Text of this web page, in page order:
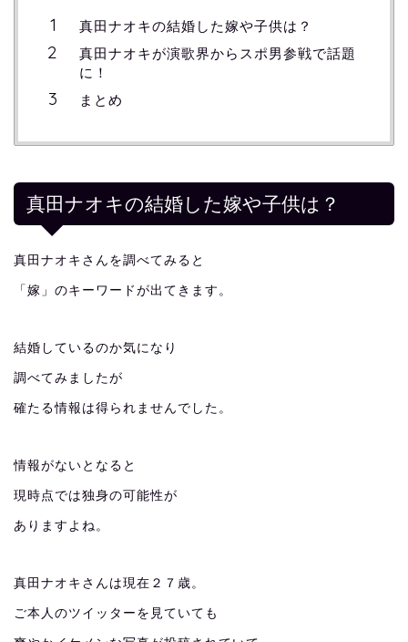
真田ナオキの結婚した嫁や子供は？
真田ナオキが演歌界からスポ男参戦で話題
に！
まとめ
真田ナオキの結婚した嫁や子供は？
真田ナオキさんを調べてみると
「嫁」のキーワードが出てきます。
結婚しているのか気になり
調べてみましたが
確たる情報は得られませんでした。
情報がないとなると
現時点では独身の可能性が
ありますよね。
真田ナオキさんは現在２７歳。
ご本人のツイッターを見ていても